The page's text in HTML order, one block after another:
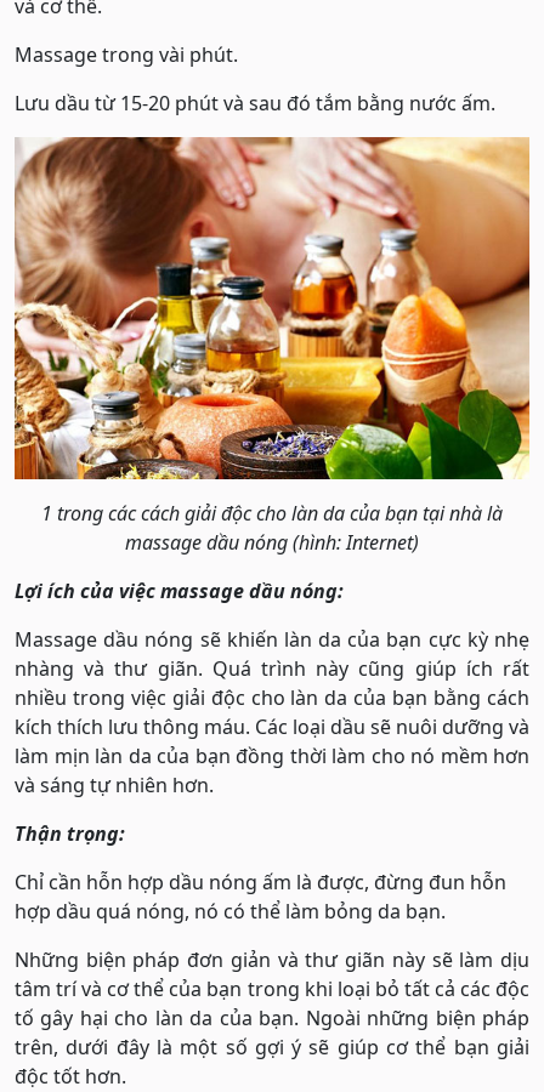
và cơ thể.
Massage trong vài phút.
Lưu dầu từ 15-20 phút và sau đó tắm bằng nước ấm.
1 trong các cách giải độc cho làn da của bạn tại nhà là
massage dầu nóng (hình: Internet)
Lợi ích của việc massage dầu nóng:
Massage dầu nóng sẽ khiến làn da của bạn cực kỳ nhẹ
nhàng và thư giãn. Quá trình này cũng giúp ích rất
nhiều trong việc giải độc cho làn da của bạn bằng cách
kích thích lưu thông máu. Các loại dầu sẽ nuôi dưỡng và
làm mịn làn da của bạn đồng thời làm cho nó mềm hơn
và sáng tự nhiên hơn.
Thận trọng:
Chỉ cần hỗn hợp dầu nóng ấm là được, đừng đun hỗn
hợp dầu quá nóng, nó có thể làm bỏng da bạn.
Những biện pháp đơn giản và thư giãn này sẽ làm dịu
tâm trí và cơ thể của bạn trong khi loại bỏ tất cả các độc
tố gây hại cho làn da của bạn. Ngoài những biện pháp
trên, dưới đây là một số gợi ý sẽ giúp cơ thể bạn giải
độc tốt hơn.